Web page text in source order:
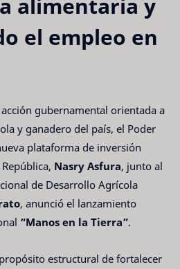
alimentaria y
el empleo en
gubernamental orientada a
y ganadero del país, el Poder
plataforma de inversión
Nasry Asfura, junto al
de Desarrollo Agrícola
, anunció el lanzamiento
“Manos en la Tierra”.
estructural de fortalecer